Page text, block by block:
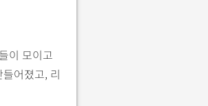
이 모이고
어졌고, 리